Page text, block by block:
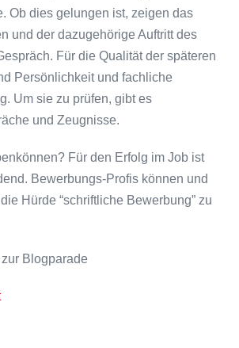
Ob dies gelungen ist, zeigen das
und der dazugehörige Auftritt des
Für die Qualität der späteren
Persönlichkeit und fachliche
Um sie zu prüfen, gibt es
und Zeugnisse.
Für den Erfolg im Job ist
Bewerbungs-Profis können und
Hürde “schriftliche Bewerbung” zu
Blogparade